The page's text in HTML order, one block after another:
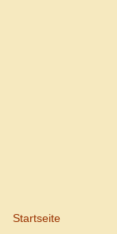
Startseite